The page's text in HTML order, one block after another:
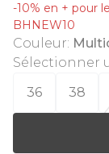
-10% en + pour
BHNEW10
Couleur:
Sélectionner
36
38